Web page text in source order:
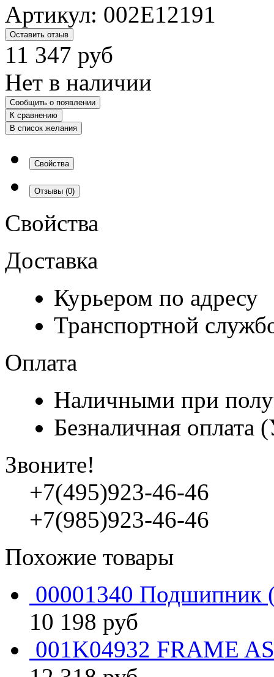
Артикул: 002E12191
Оставить отзыв
11 347 руб
Нет в наличии
Сообщить о появлении
К сравнению
В список желания
Свойства
Отзывы (0)
Свойства
Доставка
Курьером по адресу
Транспортной
Оплата
Наличными при
Безналичная
Звоните!
+7(495)923-46-46
+7(985)923-46-46
Похожие товары
00001340 Подшипник
10 198 руб
001K04932 FRAME